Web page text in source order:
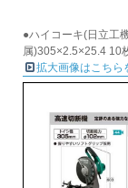
●ハイコーキ(日立工
属)305×2.5×25.4 10
拡大画像はこちら